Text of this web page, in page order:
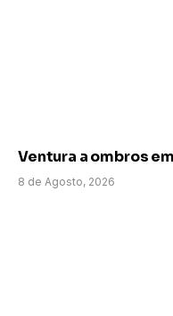
Ventura a ombros
8 de Agosto, 2026